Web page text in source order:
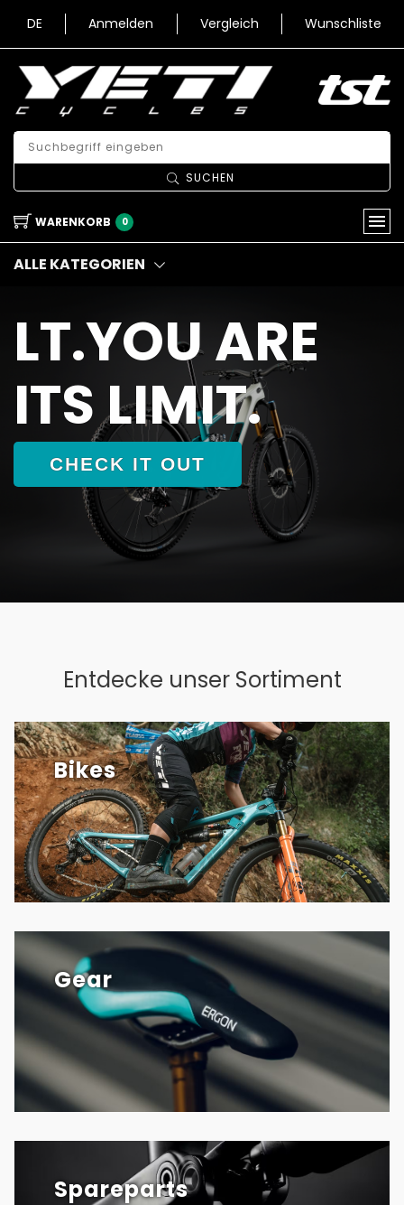
DE Anmelden Vergleich Wunschliste
SUCHEN
WARENKORB 0
ALLE KATEGORIEN
LT.YOU ARE
ITS LIMIT.
CHECK IT OUT
Entdecke unser Sortiment
Bikes
Gear
Spareparts